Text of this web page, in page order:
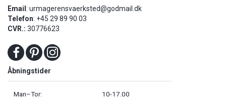
Email : urmagerensvaerksted@godmail.dk
Telefon: +45 29 89 90 03
CVR.: 30776623
Åbningstider
Man–Tor: 10-17.00